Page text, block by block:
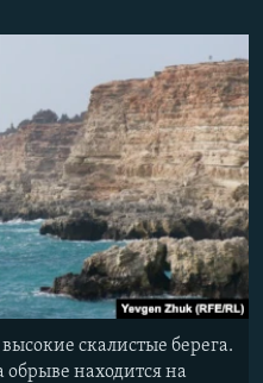
скалистые берега.
находится на